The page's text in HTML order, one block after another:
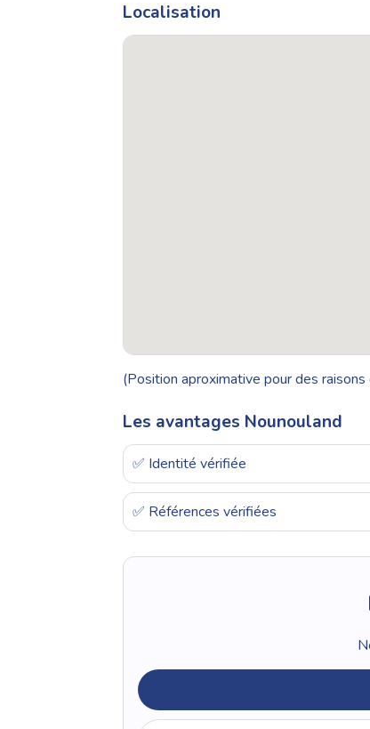
Localisation
(Position aproximative pour des
Les avantages Nounouland
✅ Identité vérifiée
✅ Références vérifiées